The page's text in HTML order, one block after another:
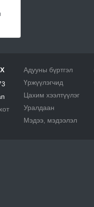
Адууны бүртгэл
Үржүүлэгчид
Цахим хээлтүүлэг
Уралдаан
Мэдээ, мэдээлэл